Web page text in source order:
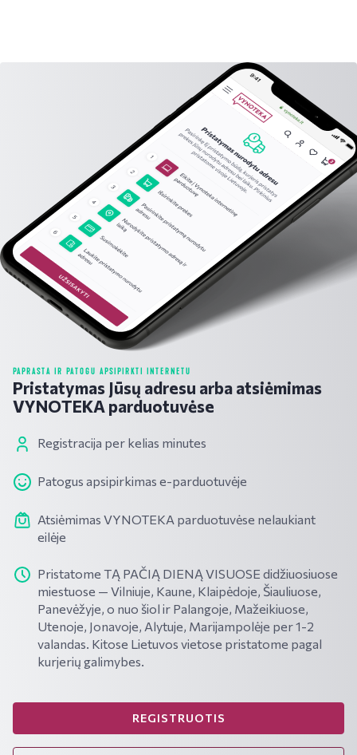
PAPRASTA IR PATOGU APSIPIRKTI INTERNETU
Pristatymas Jūsų adresu arba atsiėmimas
VYNOTEKA parduotuvėse
Registracija per kelias minutes
Patogus apsipirkimas e-parduotuvėje
Atsiėmimas VYNOTEKA parduotuvėse nelaukiant
eilėje
Pristatome TĄ PAČIĄ DIENĄ VISUOSE didžiuosiuose
miestuose — Vilniuje, Kaune, Klaipėdoje, Šiauliuose,
Panevėžyje, o nuo šiol ir Palangoje, Mažeikiuose,
Utenoje, Jonavoje, Alytuje, Marijampolėje per 1-2
valandas. Kitose Lietuvos vietose pristatome pagal
kurjerių galimybes.
REGISTRUOTIS